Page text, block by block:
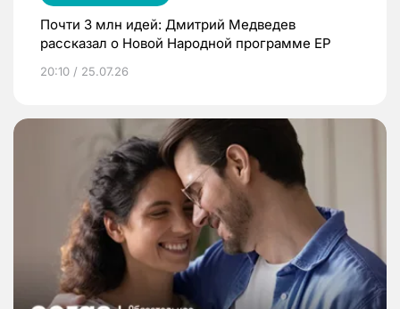
Почти 3 млн идей: Дмитрий Медведев
рассказал о Новой Народной программе ЕР
20:10 / 25.07.26